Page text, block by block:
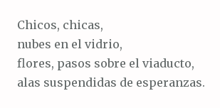
Chicos, chicas,
nubes en el vidrio,
flores, pasos sobre el viaducto,
alas suspendidas de esperanzas.